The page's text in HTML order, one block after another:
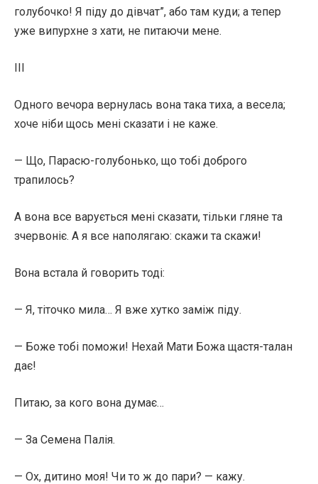
голубочко! Я піду до дівчат”, або там куди; а тепер
уже випурхне з хати, не питаючи мене.
III
Одного вечора вернулась вона така тиха, а весела;
хоче ніби щось мені сказати і не каже.
— Що, Парасю-голубонько, що тобі доброго
трапилось?
А вона все варується мені сказати, тільки гляне та
зчервоніє. А я все наполягаю: скажи та скажи!
Вона встала й говорить тоді:
— Я, тіточко мила… Я вже хутко заміж піду.
— Боже тобі поможи! Нехай Мати Божа щастя-талан
дає!
Питаю, за кого вона думає…
— За Семена Палія.
— Ох, дитино моя! Чи то ж до пари? — кажу.